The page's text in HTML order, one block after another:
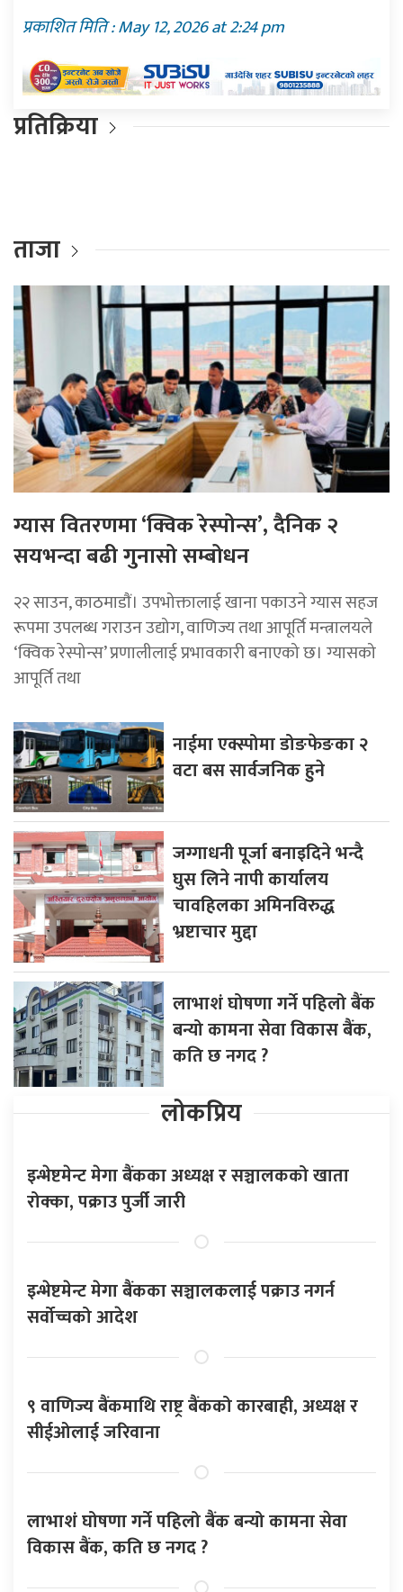
प्रकाशित मिति : May 12, 2026 at 2:24 pm
प्रतिक्रिया
ताजा
ग्यास वितरणमा ‘क्विक रेस्पोन्स’, दैनिक २
सयभन्दा बढी गुनासो सम्बोधन
२२ साउन, काठमाडाैं। उपभोक्तालाई खाना पकाउने ग्यास सहज
रूपमा उपलब्ध गराउन उद्योग, वाणिज्य तथा आपूर्ति मन्त्रालयले
‘क्विक रेस्पोन्स’ प्रणालीलाई प्रभावकारी बनाएको छ। ग्यासको
आपूर्ति तथा
नाईमा एक्स्पोमा डोङफेङका २
वटा बस सार्वजनिक हुने
जग्गाधनी पूर्जा बनाइदिने भन्दै
घुस लिने नापी कार्यालय
चावहिलका अमिनविरुद्ध
भ्रष्टाचार मुद्दा
लाभाशं घोषणा गर्ने पहिलो बैंक
बन्यो कामना सेवा विकास बैंक,
कति छ नगद ?
लोकप्रिय
इन्भेष्टमेन्ट मेगा बैंकका अध्यक्ष र सञ्चालकको खाता
रोक्का, पक्राउ पुर्जी जारी
इन्भेष्टमेन्ट मेगा बैंकका सञ्चालकलाई पक्राउ नगर्न
सर्वोच्चको आदेश
९ वाणिज्य बैंकमाथि राष्ट्र बैंकको कारबाही, अध्यक्ष र
सीईओलाई जरिवाना
लाभाशं घोषणा गर्ने पहिलो बैंक बन्यो कामना सेवा
विकास बैंक, कति छ नगद ?